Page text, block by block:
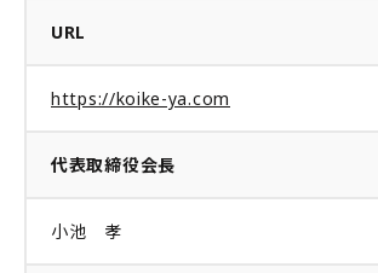
URL
https://koike-ya.com
代表取締役会長
小池 孝